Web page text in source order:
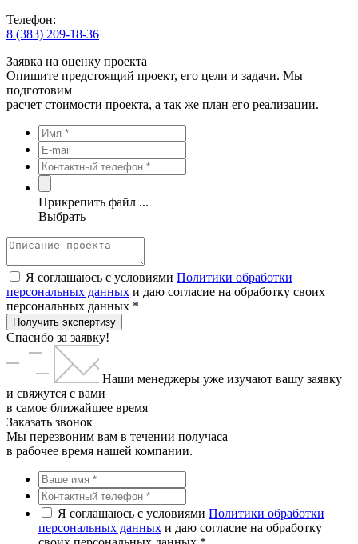
Телефон:
8 (383) 209-18-36
Заявка на оценку проекта
Опишите предстоящий проект, его цели и задачи. Мы
подготовим
расчет стоимости проекта, а так же план его реализации.
Прикрепить файл ...
Выбрать
Я соглашаюсь с условиями Политики обработки
персональных данных и даю согласие на обработку своих
персональных данных *
Получить экспертизу
Спасибо за заявку!
Наши менеджеры уже изучают вашу заявку
и свяжутся с вами
в самое ближайшее время
Заказать звонок
Мы перезвоним вам в течении получаса
в рабочее время нашей компании.
Я соглашаюсь с условиями Политики обработки
персональных данных и даю согласие на обработку